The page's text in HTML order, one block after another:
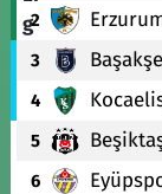
2
3
4
5
6